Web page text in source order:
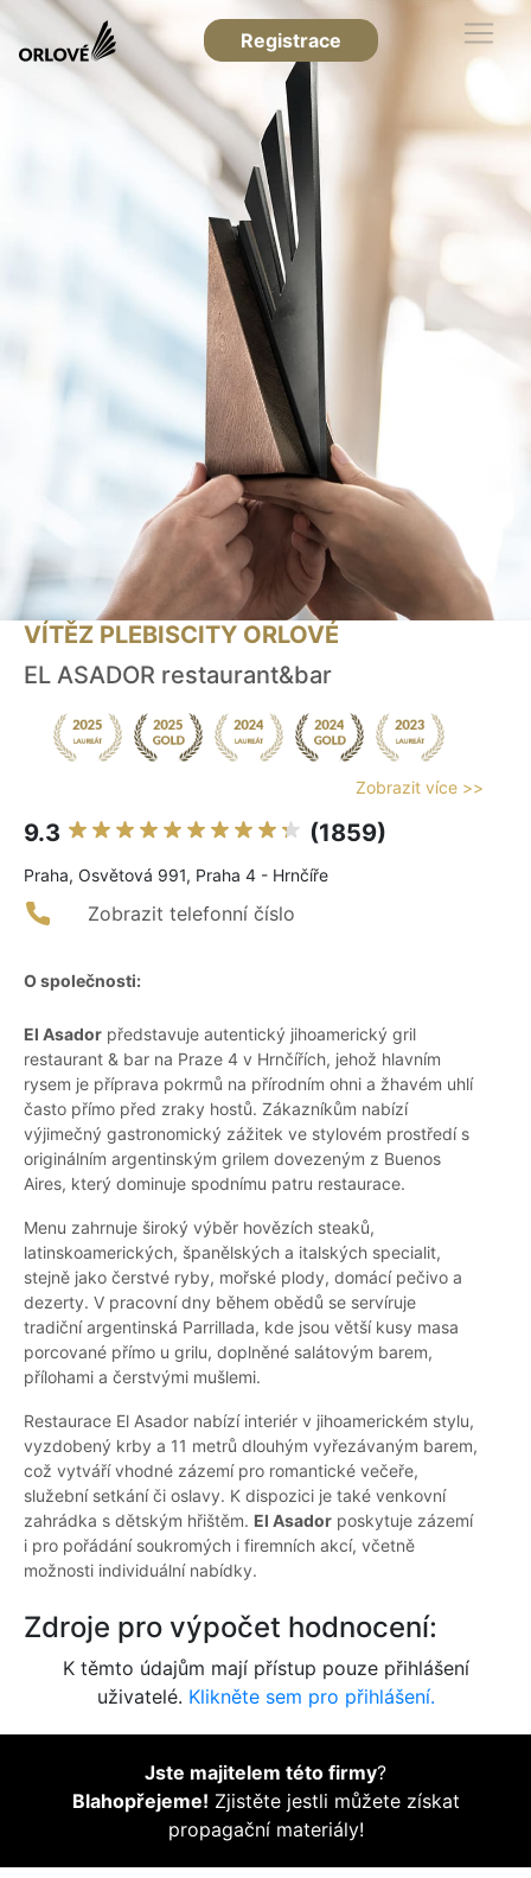
Registrace
VÍTĚZ PLEBISCITY ORLOVÉ
EL ASADOR restaurant&bar
Zobrazit více >>
9.3 (1859)
Praha, Osvětová 991, Praha 4 - Hrnčíře
Zobrazit telefonní číslo
O společnosti:
El Asador představuje autentický jihoamerický gril
restaurant & bar na Praze 4 v Hrnčířích, jehož hlavním
rysem je příprava pokrmů na přírodním ohni a žhavém uhlí
často přímo před zraky hostů. Zákazníkům nabízí
výjimečný gastronomický zážitek ve stylovém prostředí s
originálním argentinským grilem dovezeným z Buenos
Aires, který dominuje spodnímu patru restaurace.
Menu zahrnuje široký výběr hovězích steaků,
latinskoamerických, španělských a italských specialit,
stejně jako čerstvé ryby, mořské plody, domácí pečivo a
dezerty. V pracovní dny během obědů se servíruje
tradiční argentinská Parrillada, kde jsou větší kusy masa
porcované přímo u grilu, doplněné salátovým barem,
přílohami a čerstvými mušlemi.
Restaurace El Asador nabízí interiér v jihoamerickém stylu,
vyzdobený krby a 11 metrů dlouhým vyřezávaným barem,
což vytváří vhodné zázemí pro romantické večeře,
služební setkání či oslavy. K dispozici je také venkovní
zahrádka s dětským hřištěm. El Asador poskytuje zázemí
i pro pořádání soukromých i firemních akcí, včetně
možnosti individuální nabídky.
Zdroje pro výpočet hodnocení:
K těmto údajům mají přístup pouze přihlášení
uživatelé. Klikněte sem pro přihlášení.
Jste majitelem této firmy?
Blahopřejeme! Zjistěte jestli můžete získat
propagační materiály!